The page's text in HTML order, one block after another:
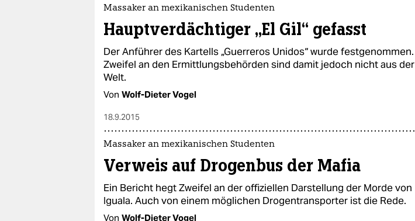
shop
fragen & hilfe
unterstützen
abo
genossenschaft
epaper login
Massaker an mexikanischen Studenten
Hauptverdächtiger „El Gil“ gefasst
Der Anführer des Kartells „Guerreros Unidos“ wurde festgenommen.
Zweifel an den Ermittlungsbehörden sind damit jedoch nicht aus der
Welt.
Von Wolf-Dieter Vogel
18.9.2015
Massaker an mexikanischen Studenten
Verweis auf Drogenbus der Mafia
Ein Bericht hegt Zweifel an der offiziellen Darstellung der Morde von
Iguala. Auch von einem möglichen Drogentransporter ist die Rede.
Von Wolf-Dieter Vogel